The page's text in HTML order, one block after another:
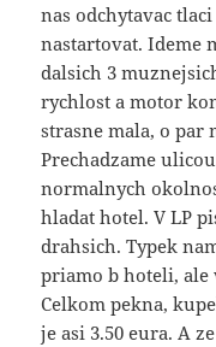
nas odchytavac
nastartovat. Ideme
dalsich 3
rychlost a motor
strasne mala, o par
Prechadzame
normalnych
hladat hotel. V LP
drahsich. Typek
priamo b hoteli, ale
Celkom pekna,
je asi 3.50 eura. A